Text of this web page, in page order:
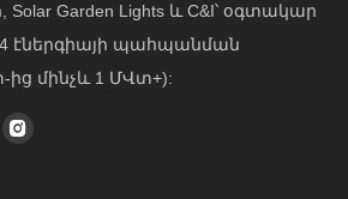
Solar Garden Lights և C&I՝ օգտակար
էներգիայի պահպանման
ից մինչև 1 ՄՎտ+):